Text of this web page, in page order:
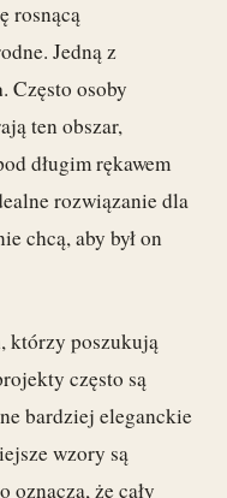
rosnącą
Jedną z
. Często osoby
ten obszar,
długim rękawem
rozwiązanie dla
chcą, aby był on
którzy poszukują
często są
bardziej eleganckie
wzory są
oznacza, że cały